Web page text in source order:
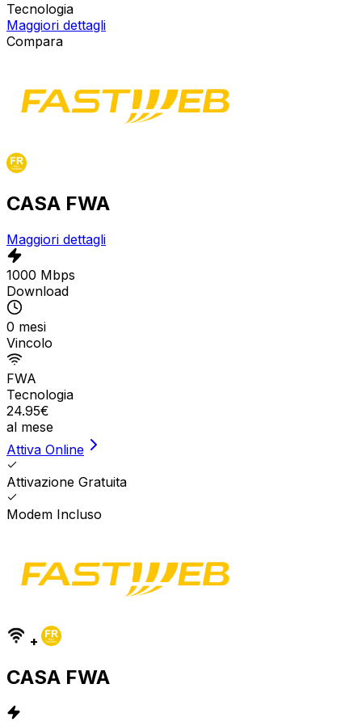
Tecnologia
Maggiori dettagli
Compara
CASA FWA
Maggiori dettagli
1000 Mbps
Download
0 mesi
Vincolo
FWA
Tecnologia
24.95€
al mese
Attiva Online
Attivazione Gratuita
Modem Incluso
+
CASA FWA